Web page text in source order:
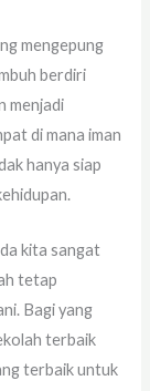
mengepung
berdiri
menjadi
di mana iman
hanya siap
kita sangat
tetap
Bagi yang
terbaik
terbaik untuk